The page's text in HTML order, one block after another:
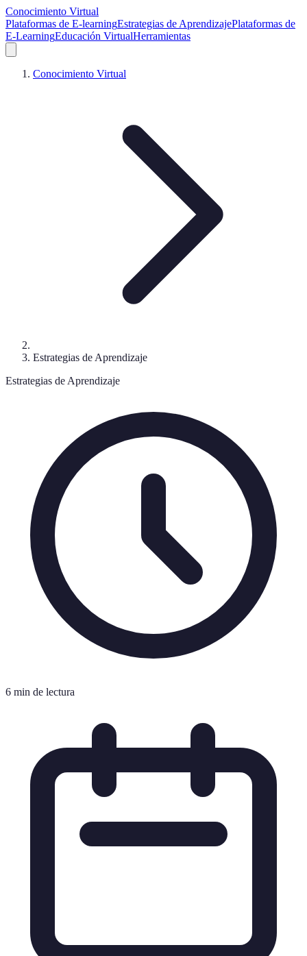
Conocimiento Virtual
Plataformas de E-learningEstrategias de AprendizajePlataformas de
E-LearningEducación VirtualHerramientas
Conocimiento Virtual
Estrategias de Aprendizaje
Estrategias de Aprendizaje
6 min de lectura